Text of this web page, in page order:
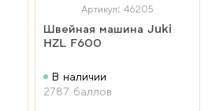
Артикул: 46205
Швейная машина Juki
HZL F600
В наличии
2787 баллов